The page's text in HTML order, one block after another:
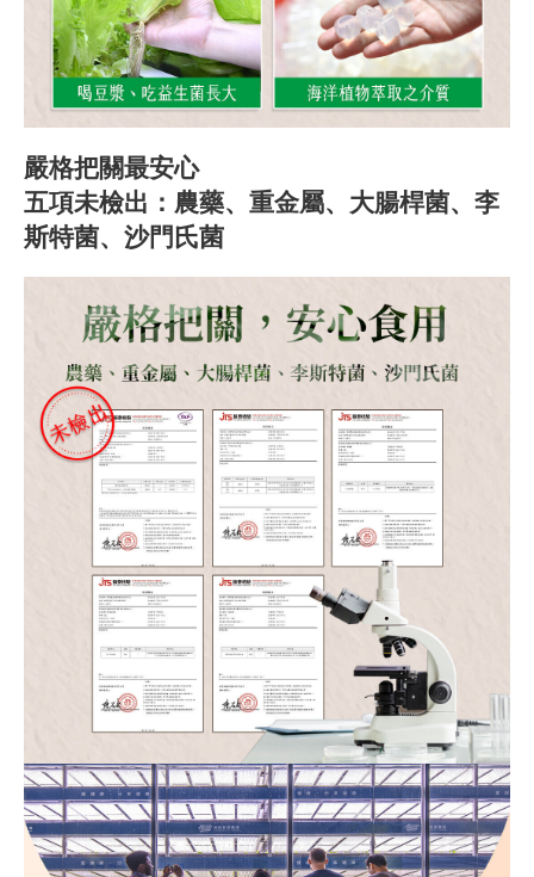
嚴格把關最安心
五項未檢出：農藥、重金屬、大腸桿菌、李
斯特菌、沙門氏菌